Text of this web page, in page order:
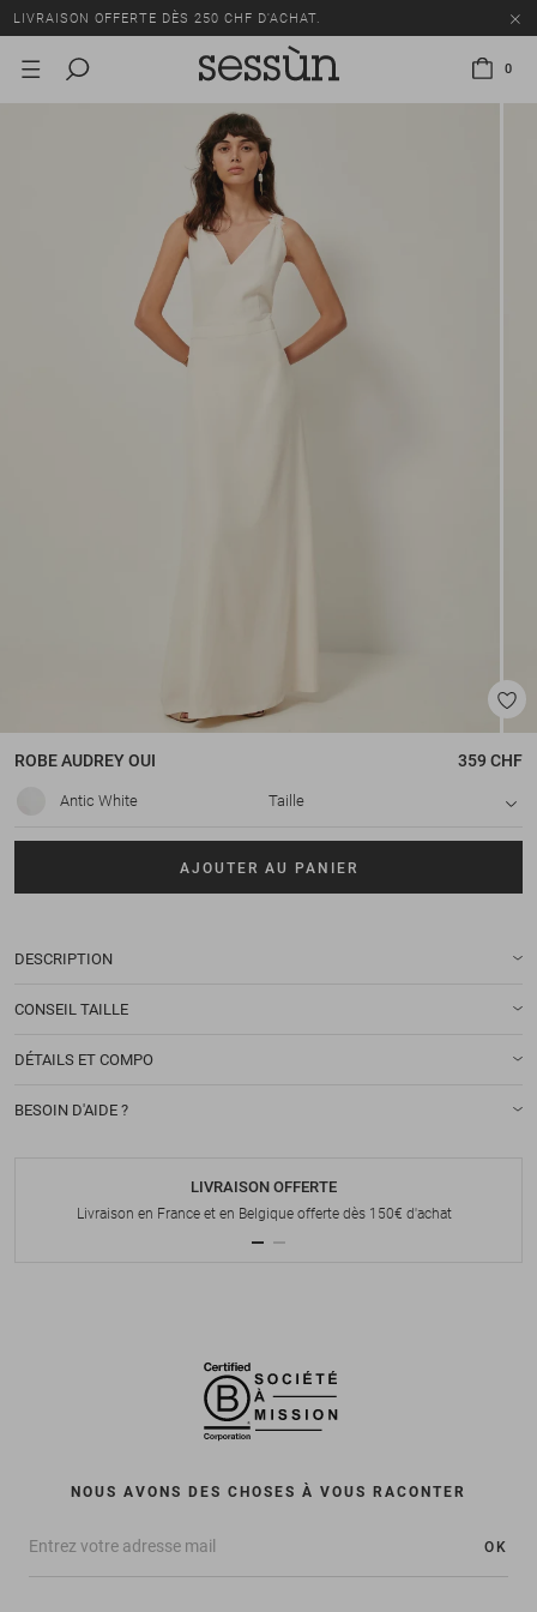
LIVRAISON OFFERTE DÈS 250 CHF D'ACHAT.
TOUS LES PRIX INCLUENT LA TVA ET LES DROITS DE DOUANE.
LIVRAISON OFFERTE DÈS 250 CHF D'ACHAT.
TOUS LES PRIX INCLUENT LA TVA ET LES DROITS DE DOUANE.
0
ROBEAUDREY OUI 359 CHF
Antic White Taille
AJOUTER AU PANIER
DESCRIPTION
CONSEIL TAILLE
DÉTAILS ET COMPO
BESOIN D'AIDE ?
LIVRAISON OFFERTE
Livraison en France et en Belgique offerte dès 150€ d'achat
NOUS AVONS DES CHOSES À VOUS RACONTER
OK